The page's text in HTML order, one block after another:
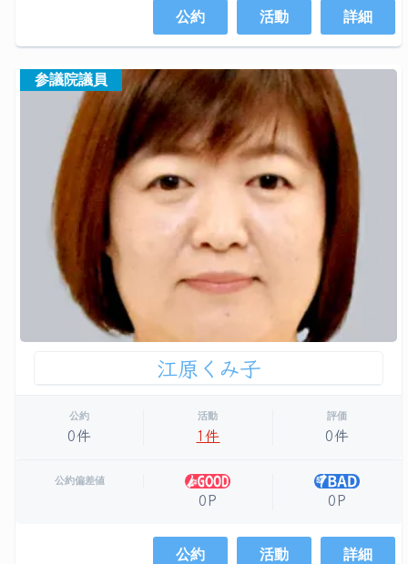
公約 活動 詳細
参議院議員
江原くみ子
公約
0件
活動
1件
評価
0件
公約偏差値
0P 0P
公約 活動 詳細